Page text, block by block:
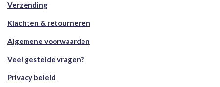
Verzending
Klachten & retourneren
Algemene voorwaarden
Veel gestelde vragen?
Privacy beleid